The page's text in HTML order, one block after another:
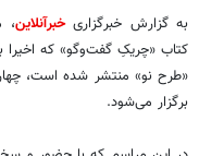
به گزارش خبرگزاریخبرآنلاین،
کتاب «چریکِ گفت‌وگو» که
برگزار می‌شود.